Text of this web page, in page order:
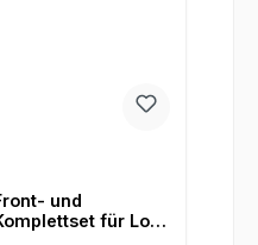
und
für Losi